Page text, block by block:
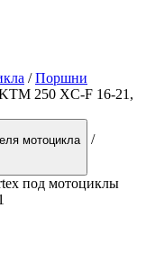
/Поршни
250 XC-F 16-21,
мотоцикла /
под мотоциклы